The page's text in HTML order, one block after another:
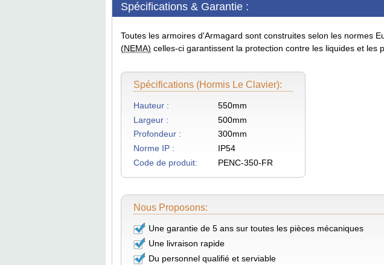
Spécifications & Garantie :
Toutes les armoires d'Armagard sont construites selon les normes
(NEMA) celles-ci garantissent la protection contre les liquides et les
Spécifications (hormis Le Clavier):
Hauteur :
550mm
Largeur :
500mm
Profondeur :
300mm
Norme IP :
IP54
Code de produit:
PENC-350-FR
Nous Proposons:
Une garantie de 5 ans sur toutes les pièces mécaniques
Une livraison rapide
Du personnel qualifié et serviable